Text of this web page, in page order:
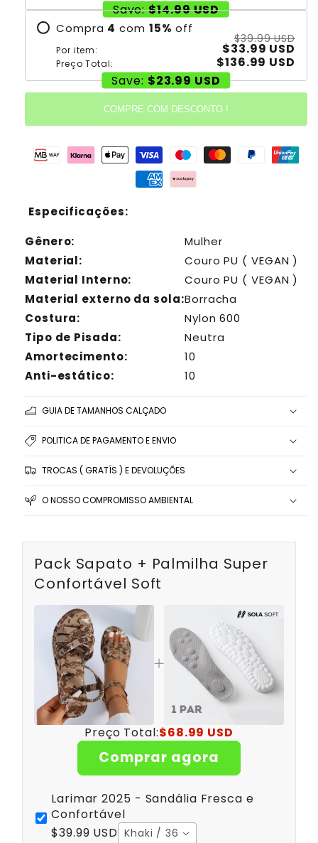
Save: $14.99 USD
Compra 4 com 15% off
Por item:
$39.99 USD
$33.99 USD
Preço Total:
$136.99 USD
Save: $23.99 USD
COMPRE COM DESCONTO !
Especificações:
Gênero:
Mulher
Material:
Couro PU ( VEGAN )
Material Interno:
CouroPU ( VEGAN )
Material externo da sola:Borracha
Costura:
Nylon 600
Tipo de Pisada:
Neutra
Amortecimento:
10
Anti-estático:
10
GUIA DE TAMANHOS CALÇADO
POLITICA DE PAGAMENTO E ENVIO
TROCAS ( GRATÍS ) E DEVOLUÇÕES
O NOSSO COMPROMISSO AMBIENTAL
Pack Sapato + Palmilha Super
Confortável Soft
Preço Total:$68.99 USD
Comprar agora
Larimar 2025 - Sandália Fresca e
Confortável
$39.99 USD Khaki / 36